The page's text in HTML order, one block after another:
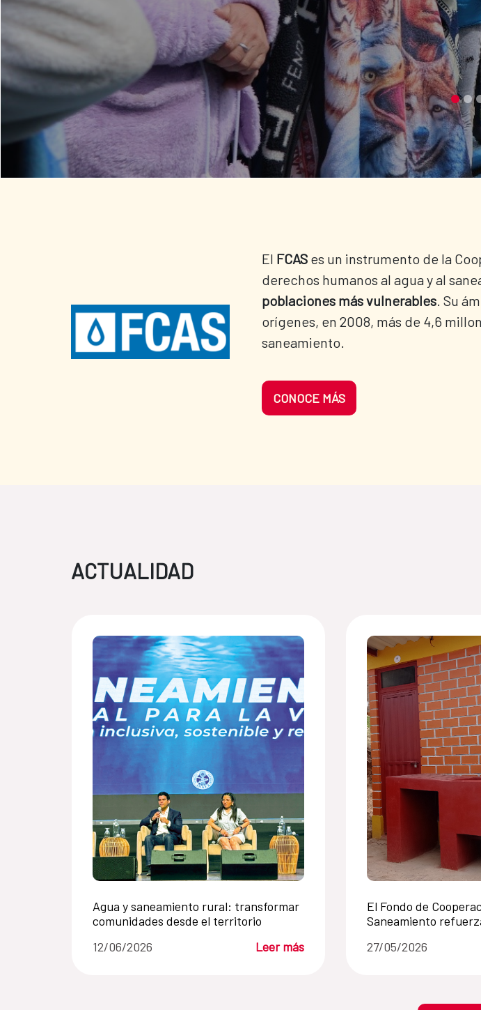
El FCAS es un instrumento de la
derechos humanos al agua y al
poblaciones más vulnerables. Su
orígenes, en 2008, más de 4,6
saneamiento.
CONOCE MÁS
ACTUALIDAD
Agua y saneamiento rural: transformar
comunidades desde el territorio
12/06/2026
Leer más
El Fondo de
Saneamiento
LATINOSAN, con
27/05/2026